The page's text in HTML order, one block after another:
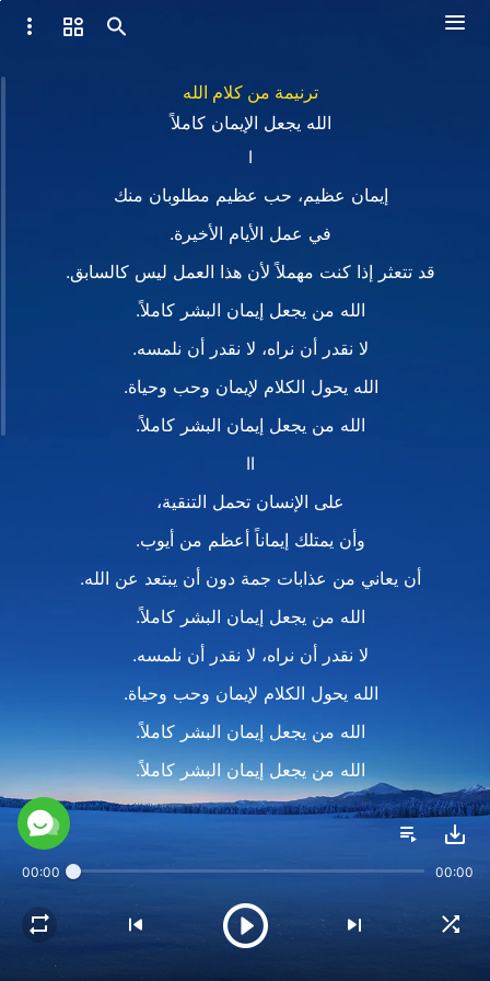
ترنيمة من كلام الله
الله يجعل الإيمان كاملاً
I
إيمان عظيم، حب عظيم مطلوبان منك
في عمل الأيام الأخيرة.
قد تتعثر إذا كنت مهملاً لأن هذا العمل ليس كالسابق.
الله من يجعل إيمان البشر كاملاً.
لا نقدر أن نراه، لا نقدر أن نلمسه.
الله يحول الكلام لإيمان وحب وحياة.
الله من يجعل إيمان البشر كاملاً.
II
على الإنسان تحمل التنقية،
وأن يمتلك إيماناً أعظم من أيوب.
أن يعاني من عذابات جمة دون أن يبتعد عن الله.
الله من يجعل إيمان البشر كاملاً.
لا نقدر أن نراه، لا نقدر أن نلمسه.
الله يحول الكلام لإيمان وحب وحياة.
الله من يجعل إيمان البشر كاملاً.
الله من يجعل إيمان البشر كاملاً.
III
هذا ليس بسيطاً كما تظن.
00:00 00:00